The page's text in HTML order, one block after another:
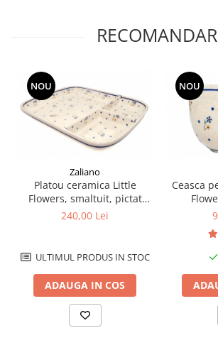
NOU
Zaliano
Platou ceramica Little
Flowers, smaltuit, pictat
manual, 25,0 x 21,0cm
240,00 Lei
ULTIMUL PRODUS IN STOC
ADAUGA IN COS
NOU
Ceasca